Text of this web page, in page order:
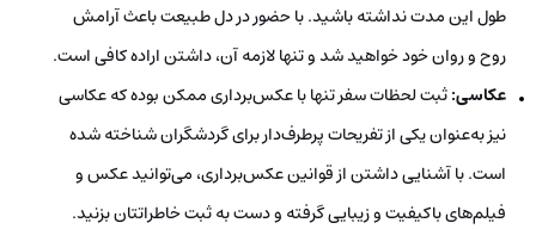
طول این مدت نداشته باشید. با حضور در دل طبیعت باعث آرامش
روح و روان خود خواهید شد و تنها لازمه آن، داشتن اراده کافی است.
عکاسی:ثبت لحظات سفر تنها با عکس‌برداری ممکن بوده که عکاسی
نیز به‌عنوان یکی از تفریحات پرطرف‌دار برای گردشگران شناخته شده
است. با آشنایی داشتن از قوانین عکس‌برداری، می‌توانید عکس و
فیلم‌های باکیفیت و زیبایی گرفته و دست به ثبت خاطراتتان بزنید.